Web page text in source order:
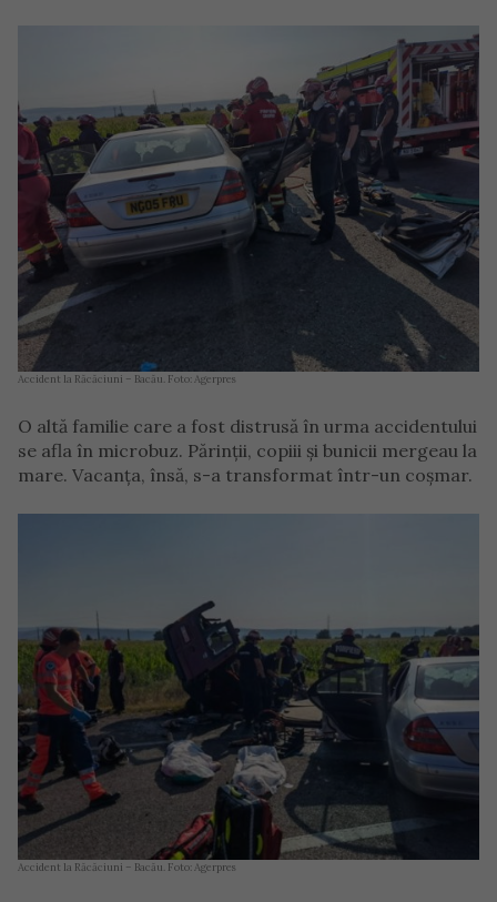
Accident la Răcăciuni – Bacău. Foto: Agerpres
O altă familie care a fost distrusă în urma accidentului
se afla în microbuz. Părinţii, copiii şi bunicii mergeau la
mare. Vacanţa, însă, s-a transformat într-un coşmar.
Accident la Răcăciuni – Bacău. Foto: Agerpres